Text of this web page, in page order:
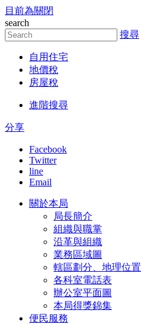
跳到主要內容區塊
目前為關閉
search
搜尋
自用住宅
地價稅
房屋稅
進階搜尋
分享
Facebook
Twitter
line
Email
關於本局
局長簡介
組織與職掌
沿革與組織
業務區域圖
轄區劃分、地理位置
各科室電話表
辦公室平面圖
本局得獎錦集
便民服務